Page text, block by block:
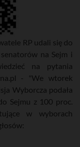
RP udali się do
na Sejm i
na pytania
- "We wtorek
Wyborcza podała
Sejmu z 100 proc.
w wyborach